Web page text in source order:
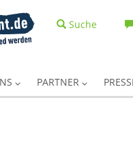
Suche
PARTNER